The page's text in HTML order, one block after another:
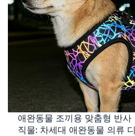
애완동물 조끼용 맞춤형 반사
직물: 차세대 애완동물 의류 디